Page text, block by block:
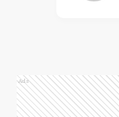
Ads